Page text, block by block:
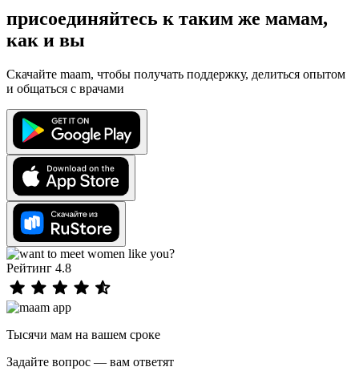
присоединяйтесь к таким же мамам,
как и вы
Скачайте maam, чтобы получать поддержку, делиться опытом
и общаться с врачами
Рейтинг 4.8
Тысячи мам на вашем сроке
Задайте вопрос — вам ответят